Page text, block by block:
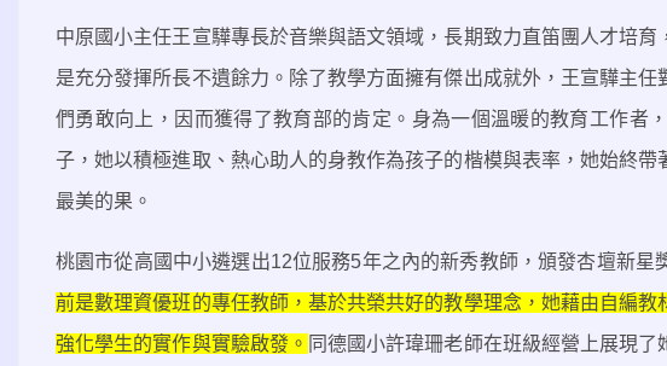
中原國小主任王宣驊專長於音樂與語文領域，長期致力直笛團人才培
是充分發揮所長不遺餘力。除了教學方面擁有傑出成就外，王宣驊主
們勇敢向上，因而獲得了教育部的肯定。身為一個溫暖的教育工作者
子，她以積極進取、熱心助人的身教作為孩子的楷模與表率，她始終
最美的果。
桃園市從高國中小遴選出12位服務5年之內的新秀教師，頒發杏壇新星
前是數理資優班的專任教師，基於共榮共好的教學理念，她藉由自編
強化學生的實作與實驗啟發。 同德國小許瑋珊老師在班級經營上展現